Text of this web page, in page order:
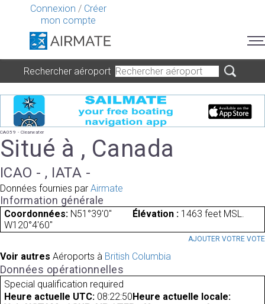
Connexion / Créer
mon compte
Rechercher aéroport
CA059 - Clearwater
Situé à , Canada
ICAO - , IATA -
Données fournies par Airmate
Information générale
Coordonnées: N51°39'0"
W120°4'60"
Élévation : 1463 feet MSL.
AJOUTER VOTRE VOTE
Voir autres Aéroports à British Columbia
Données opérationnelles
Special qualification required
Heure actuelle UTC: 08:22:50 Heure actuelle locale: